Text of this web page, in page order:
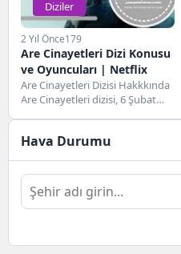
Diziler
2 Yıl Önce179
Are Cinayetleri Dizi Konusu
ve Oyuncuları | Netflix
Are Cinayetleri Dizisi Hakkkında
Are Cinayetleri dizisi, 6 Şubat
Hava Durumu